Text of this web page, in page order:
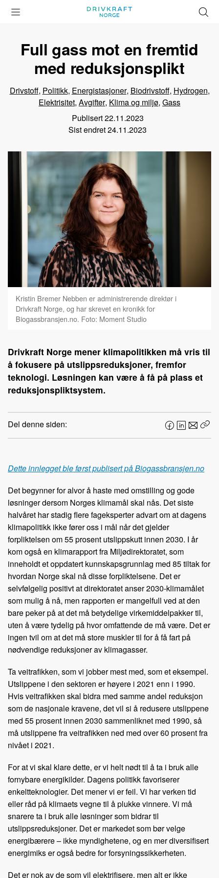
Full gass mot en fremtid
med reduksjonsplikt
Drivstoff, Politikk, Energistasjoner, Biodrivstoff, Hydrogen,
Elektrisitet, Avgifter, Klima og miljø, Gass
Publisert22.11.2023
Sist endret24.11.2023
Kristin Bremer Nebben er administrerende direktør i
Drivkraft Norge, og har skrevet en kronikk for
Biogassbransjen.no. Foto: Moment Studio
Drivkraft Norge mener klimapolitikken må vris til
å fokusere på utslippsreduksjoner, fremfor
teknologi. Løsningen kan være å få på plass et
reduksjonspliktsystem.
Del denne siden:
F
a
e
o
o
k
L
i
k
d
n
E
-
o
t
Dette innlegget ble først publisert på Biogassbransjen.no
Det begynner for alvor å haste med omstilling og gode
løsninger dersom Norges klimamål skal nås. Det siste
halvåret har stadig flere fageksperter advart om at dagens
klimapolitikk ikke fører oss i mål når det gjelder
forpliktelsen om 55 prosent utslippskutt innen 2030. I år
kom også en klimarapport fra Miljødirektoratet, som
inneholdt et oppdatert kunnskapsgrunnlag med 85 tiltak for
hvordan Norge skal nå disse forpliktelsene. Det er
selvfølgelig positivt at direktoratet anser 2030-klimamålet
som mulig å nå, men rapporten er mangelfull ved at den
bare peker på at det må betydelige virkemiddelpakker til,
uten å være tydelig på hvor omfattende de må være. Det er
ingen tvil om at det må store muskler til for å få fart på
nødvendige reduksjoner av klimagasser.
Ta veitrafikken, som vi jobber mest med, som et eksempel.
Utslippene i den sektoren er høyere i 2021 enn i 1990.
Hvis veitrafikken skal bidra med samme andel reduksjon
som de nasjonale kravene, det vil si å redusere utslippene
med 55 prosent innen 2030 sammenliknet med 1990, så
må utslippene fra veitrafikken ned med over 60 prosent fra
nivået i 2021.
For at vi skal klare dette, er vi helt nødt til å ta i bruk alle
fornybare energikilder. Dagens politikk favoriserer
enkeltteknologier. Det mener vi er feil. Vi har verken tid
eller råd på klimaets vegne til å plukke vinnere. Vi må
snarere ta i bruk alle løsninger som bidrar til
utslippsreduksjoner. Det er markedet som bør velge
energibærere – ikke myndighetene, og en mer diversifisert
energimiks er også bedre for forsyningssikkerheten.
Det er nok av de som vil elektrifisere, men alt er ikke